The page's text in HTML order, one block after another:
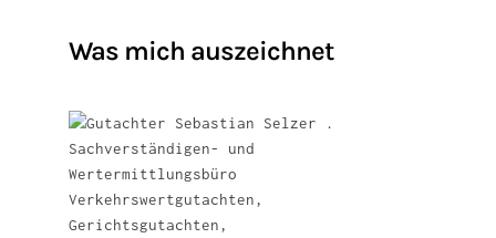
Was mich auszeichnet